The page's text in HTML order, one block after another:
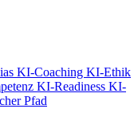
KI-Coaching KI-Ethik
KI-Readiness KI-
Pfad